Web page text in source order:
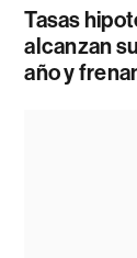
Tasas
alcanzan
año y